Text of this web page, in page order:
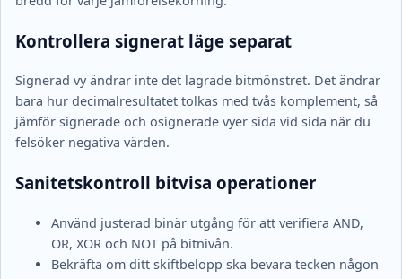
Kontrollera signerat läge separat
Signerad vy ändrar inte det lagrade bitmönstret. Det ändrar
bara hur decimalresultatet tolkas med tvås komplement, så
jämför signerade och osignerade vyer sida vid sida när du
felsöker negativa värden.
Sanitetskontroll bitvisa operationer
Använd justerad binär utgång för att verifiera AND,
OR, XOR och NOT på bitnivån.
Bekräfta om ditt skiftbelopp ska bevara tecken någon